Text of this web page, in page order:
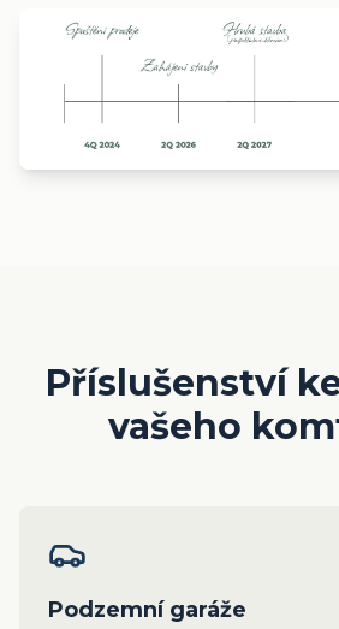
Příslušenství
vašeho
Podzemní garáže